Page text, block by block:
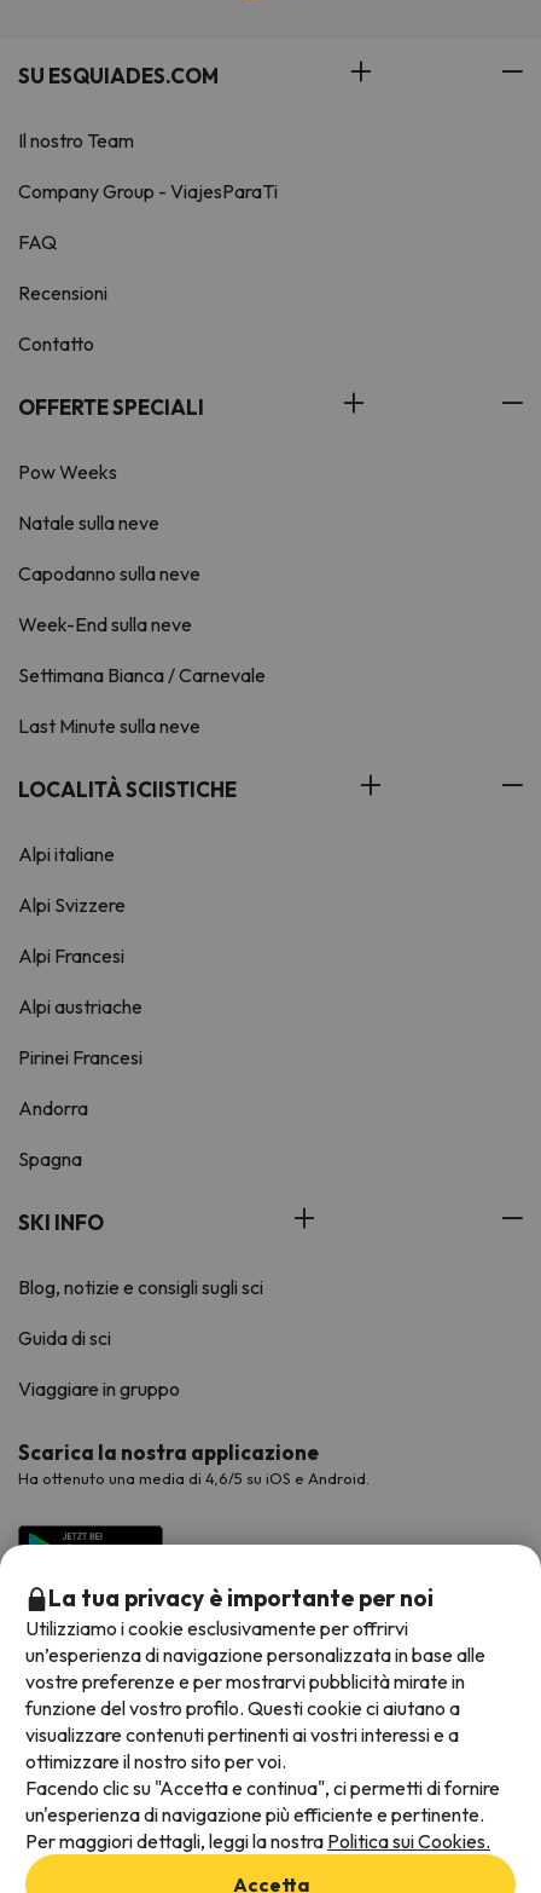
SU ESQUIADES.COM
Il nostro Team
Company Group - ViajesParaTi
FAQ
Recensioni
Contatto
OFFERTE SPECIALI
Pow Weeks
Natale sulla neve
Capodanno sulla neve
Week-End sulla neve
Settimana Bianca / Carnevale
Last Minute sulla neve
LOCALITÀ SCIISTICHE
Alpi italiane
Alpi Svizzere
Alpi Francesi
Alpi austriache
Pirinei Francesi
Andorra
Spagna
SKI INFO
Blog, notizie e consigli sugli sci
Guida di sci
Viaggiare in gruppo
Scarica la nostra applicazione
Ha ottenuto una media di 4,6/5 su iOS e Android.
Metodi di pagamento disponibili
Termini e condizioni generali
La tua privacy è importante per noi
Utilizziamo i cookie esclusivamente per offrirvi
un’esperienza di navigazione personalizzata in base alle
vostre preferenze e per mostrarvi pubblicità mirate in
funzione del vostro profilo. Questi cookie ci aiutano a
visualizzare contenuti pertinenti ai vostri interessi e a
ottimizzare il nostro sito per voi.
Facendo clic su "Accetta e continua", ci permetti di fornire
un'esperienza di navigazione più efficiente e pertinente.
Per maggiori dettagli, leggi la nostra Politica sui Cookies.
Accetta